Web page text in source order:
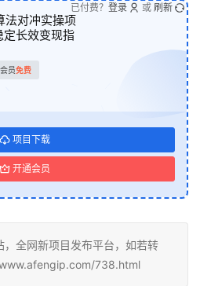
法对冲实操项
长效变现指
员免费
项目下载
开通会员
已付费？ 登录 或 刷新
全网新项目发布平台，如若转
738.html